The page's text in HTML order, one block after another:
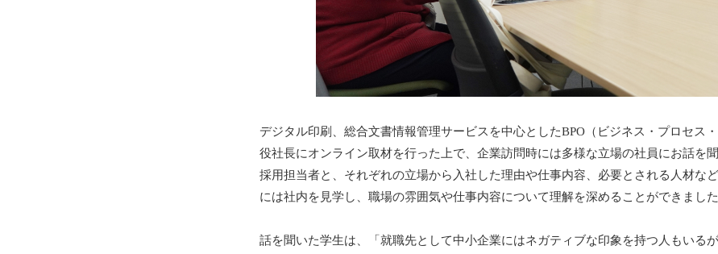
デジタル印刷、総合文書情報管理サービスを中心としたBPO（ビジネス・プロセス
役社長にオンライン取材を行った上で、企業訪問時には多様な立場の社員にお話を
採用担当者と、それぞれの立場から入社した理由や仕事内容、必要とされる人材な
には社内を見学し、職場の雰囲気や仕事内容について理解を深めることができました
話を聞いた学生は、「就職先として中小企業にはネガティブな印象を持つ人もいる